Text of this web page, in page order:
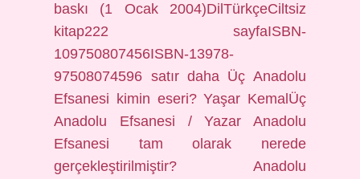
baskı (1 Ocak 2004)DilTürkçeCiltsiz
kitap222 sayfaISBN-
109750807456ISBN-13978-
97508074596 satır daha Üç Anadolu
Efsanesi kimin eseri? Yaşar KemalÜç
Anadolu Efsanesi / Yazar Anadolu
Efsanesi tam olarak nerede
gerçekleştirilmiştir? Anadolu